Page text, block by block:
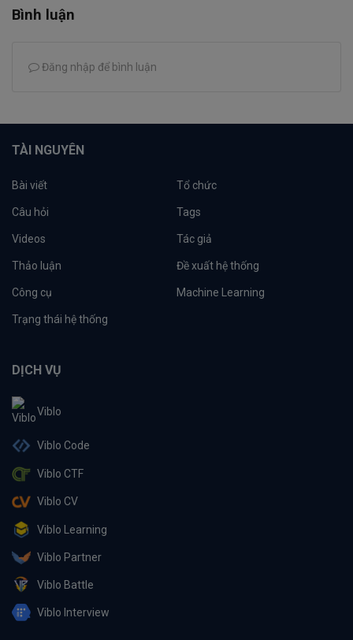
Bình luận
Đăng nhập để bình luận
TÀI NGUYÊN
Bài viết Tổ chức
Câu hỏi Tags
Videos Tác giả
Thảo luận Đề xuất hệ thống
Công cụ Machine Learning
Trạng thái hệ thống
DỊCH VỤ
Viblo
Viblo Code
Viblo CTF
Viblo CV
Viblo Learning
Viblo Partner
Viblo Battle
Viblo Interview